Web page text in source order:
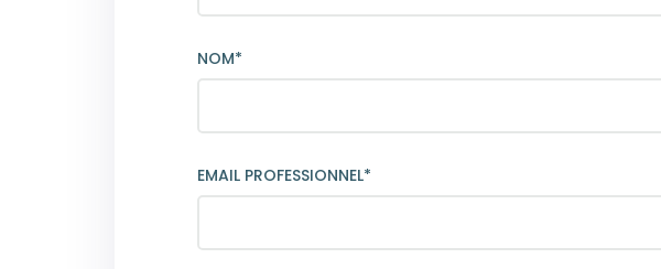
NOM*
EMAIL PROFESSIONNEL*